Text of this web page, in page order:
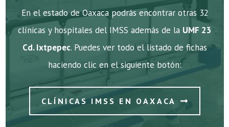
En el estado de Oaxaca podrás encontrar otras 32
clínicas y hospitales del IMSS además de la UMF 23
Cd. Ixtpepec. Puedes ver todo el listado de fichas
haciendo clic en el siguiente botón:
CLÍNICAS IMSS EN OAXACA